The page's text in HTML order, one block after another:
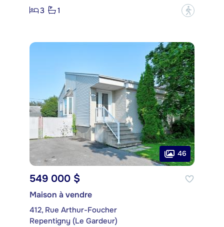
3
1 ?
46
549 000 $
Maison à vendre
412, Rue Arthur-Foucher
Repentigny (Le Gardeur)